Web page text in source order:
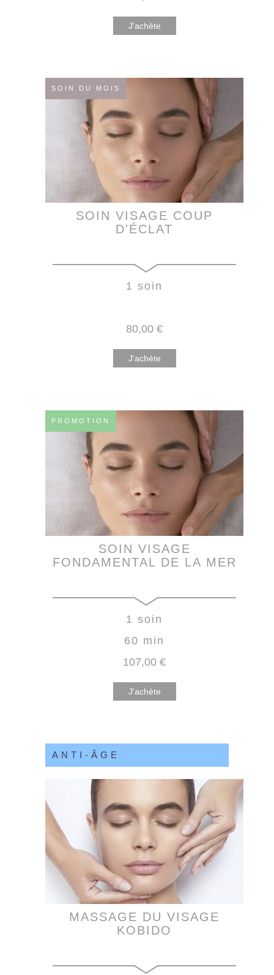
J'achète
SOIN DU MOIS
SOIN VISAGE COUP
D'ÉCLAT
1 soin
80,00 €
J'achète
PROMOTION
SOIN VISAGE
FONDAMENTAL DE LA MER
1 soin
60 min
107,00 €
J'achète
ANTI-ÂGE
MASSAGE DU VISAGE
KOBIDO